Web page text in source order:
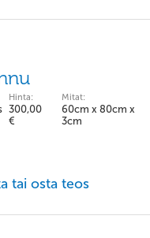
Hinta:
300,00
€
Mitat:
60cm x 80cm x
3cm
tai osta teos